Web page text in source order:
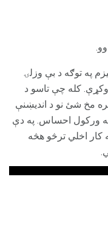
په توګه د بې وزلۍ
کله چې تاسو د
مخ شئ نو د اندیښنې
ورکول احساس. په دې
اخلي ترڅو هڅه